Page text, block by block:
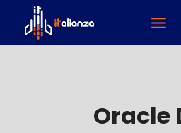
Saltar
contenido
Oracle